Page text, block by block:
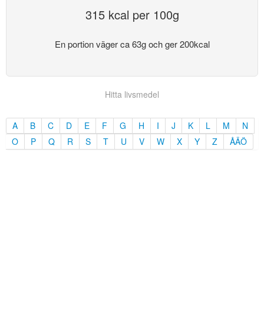
315 kcal per 100g
En portion väger ca 63g och ger 200kcal
Hitta livsmedel
A B C D E F G H I J K L M
N
O
P Q R S T U V W X Y Z ÅÄÖ